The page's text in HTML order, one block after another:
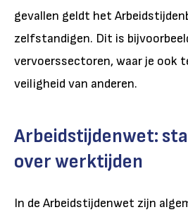
gevallen geldt het
zelfstandigen. Dit is
vervoerssectoren, waar je ook
veiligheid van anderen.
Arbeidstijdenwet:
over werktijden
In de Arbeidstijdenwet zijn